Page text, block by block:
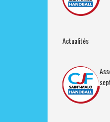
Actualités